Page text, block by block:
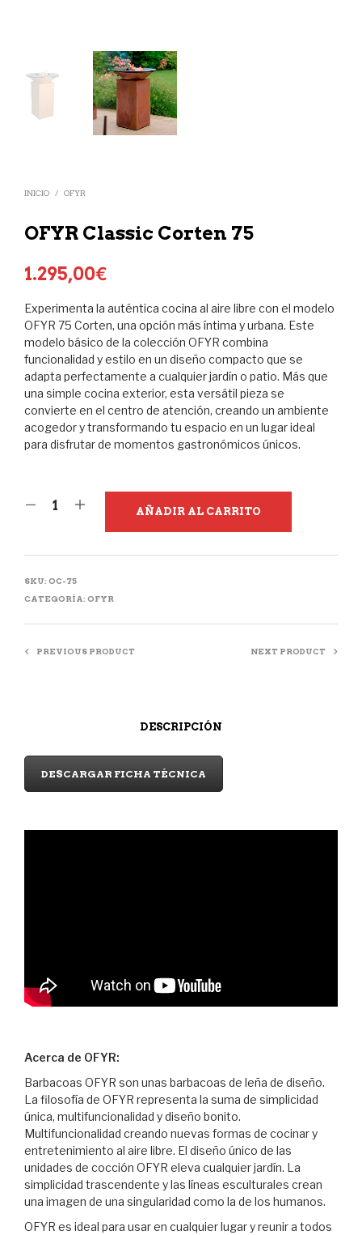
INICIO / OFYR
OFYR Classic Corten 75
1.295,00€
Experimenta la auténtica cocina al aire libre con el modelo
OFYR 75 Corten, una opción más íntima y urbana. Este
modelo básico de la colección OFYR combina
funcionalidad y estilo en un diseño compacto que se
adapta perfectamente a cualquier jardín o patio. Más que
una simple cocina exterior, esta versátil pieza se
convierte en el centro de atención, creando un ambiente
acogedor y transformando tu espacio en un lugar ideal
para disfrutar de momentos gastronómicos únicos.
AÑADIR AL CARRITO
SKU: OC-75
CATEGORÍA: OFYR
PREVIOUS PRODUCT NEXT PRODUCT
DESCRIPCIÓN
DESCARGAR FICHA TÉCNICA
Acerca de OFYR:
Barbacoas OFYR son unas barbacoas de leña de diseño.
La filosofía de OFYR representa la suma de simplicidad
única, multifuncionalidad y diseño bonito.
Multifuncionalidad creando nuevas formas de cocinar y
entretenimiento al aire libre. El diseño único de las
unidades de cocción OFYR eleva cualquier jardín. La
simplicidad trascendente y las líneas esculturales crean
una imagen de una singularidad como la de los humanos.
OFYR es ideal para usar en cualquier lugar y reunir a todos